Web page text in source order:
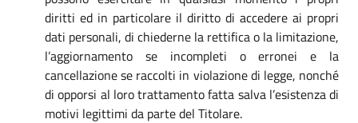
diritti ed in particolare il diritto di accedere ai propri
dati personali, di chiederne la rettifica o la limitazione,
l’aggiornamento se incompleti o erronei e la
cancellazione se raccolti in violazione di legge, nonché
di opporsi al loro trattamento fatta salva l’esistenza di
motivi legittimi da parte del Titolare.